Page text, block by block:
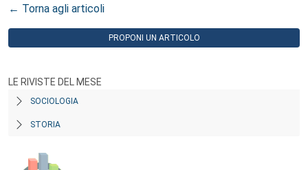
← Torna agli articoli
PROPONI UN ARTICOLO
LE RIVISTE DEL MESE
SOCIOLOGIA
STORIA